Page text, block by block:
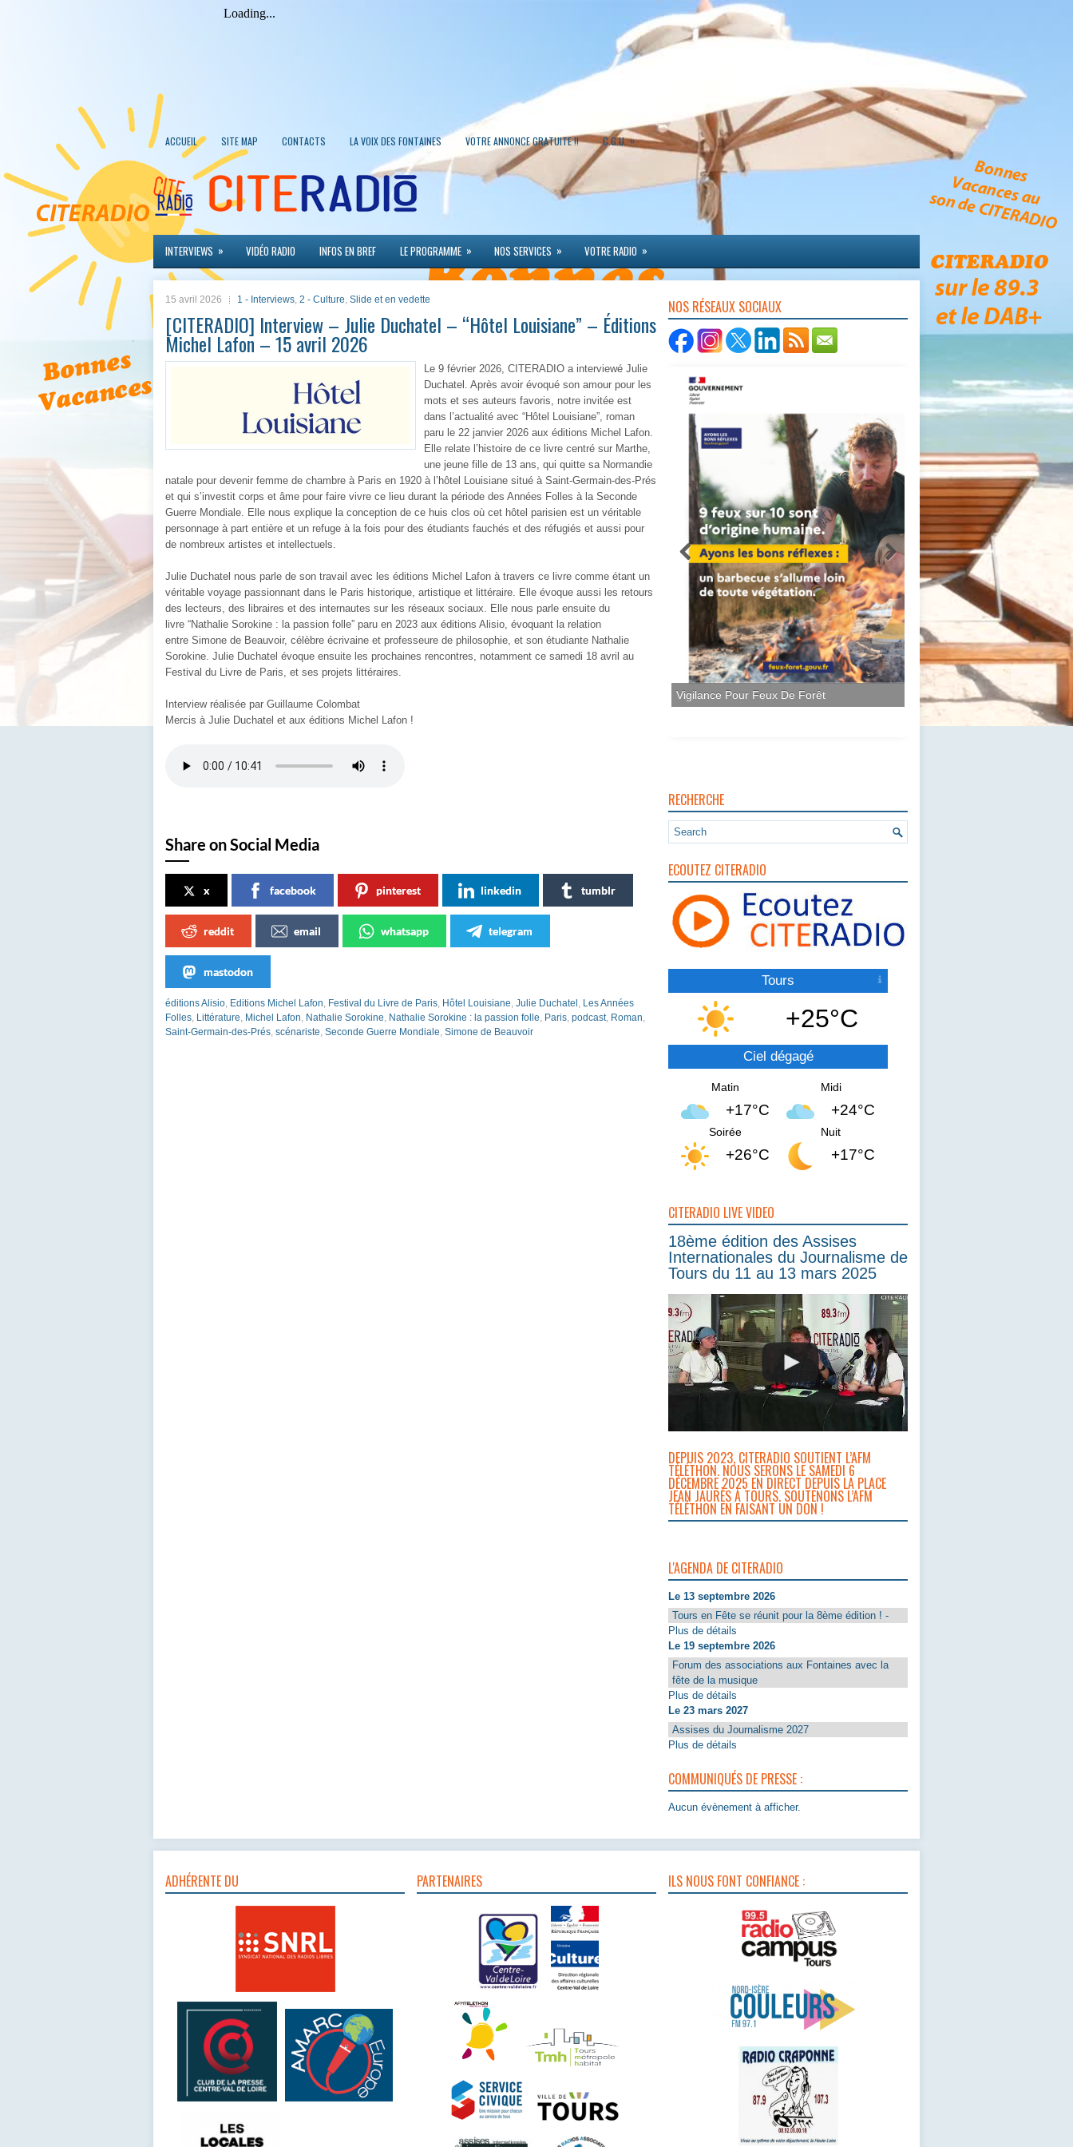
ACCUEIL SITE MAP CONTACTS LA VOIX DES FONTAINES VOTRE ANNONCE GRATUITE !! C.G.U. »
INTERVIEWS » VIDÉO RADIO INFOS EN BREF LE PROGRAMME » NOS SERVICES » VOTRE RADIO »
15 avril 2026 1 - Interviews, 2 - Culture, Slide et en vedette
[CITERADIO] Interview – Julie Duchatel – “Hôtel Louisiane” – Éditions
Michel Lafon – 15 avril 2026
Le 9 février 2026, CITERADIO a interviewé Julie
Duchatel. Après avoir évoqué son amour pour les
mots et ses auteurs favoris, notre invitée est
dans l’actualité avec “Hôtel Louisiane”, roman
paru le 22 janvier 2026 aux éditions Michel Lafon.
Elle relate l’histoire de ce livre centré sur Marthe,
une jeune fille de 13 ans, qui quitte sa Normandie
natale pour devenir femme de chambre à Paris en 1920 à l’hôtel Louisiane situé à Saint-Germain-des-Prés
et qui s’investit corps et âme pour faire vivre ce lieu durant la période des Années Folles à la Seconde
Guerre Mondiale. Elle nous explique la conception de ce huis clos où cet hôtel parisien est un véritable
personnage à part entière et un refuge à la fois pour des étudiants fauchés et des réfugiés et aussi pour
de nombreux artistes et intellectuels.
Julie Duchatel nous parle de son travail avec les éditions Michel Lafon à travers ce livre comme étant un
véritable voyage passionnant dans le Paris historique, artistique et littéraire. Elle évoque aussi les retours
des lecteurs, des libraires et des internautes sur les réseaux sociaux. Elle nous parle ensuite du
livre “Nathalie Sorokine : la passion folle” paru en 2023 aux éditions Alisio, évoquant la relation
entre Simone de Beauvoir, célèbre écrivaine et professeure de philosophie, et son étudiante Nathalie
Sorokine. Julie Duchatel évoque ensuite les prochaines rencontres, notamment ce samedi 18 avril au
Festival du Livre de Paris, et ses projets littéraires.
Interview réalisée par Guillaume Colombat
Mercis à Julie Duchatel et aux éditions Michel Lafon !
Share on Social Media
x facebook pinterest linkedin tumblr
reddit email whatsapp telegram
mastodon
éditions Alisio, Editions Michel Lafon, Festival du Livre de Paris, Hôtel Louisiane, Julie Duchatel , Les Années
Folles, Littérature, Michel Lafon, Nathalie Sorokine, Nathalie Sorokine : la passion folle, Paris, podcast, Roman,
Saint-Germain-des-Prés, scénariste, Seconde Guerre Mondiale, Simone de Beauvoir
NOS RÉSEAUX SOCIAUX
RECHERCHE
ECOUTEZ CITERADIO
Tours
+25°C
Ciel dégagé
Matin
+17°C
Midi
+24°C
Soirée
+26°C
Nuit
+17°C
CITERADIO LIVE VIDEO
18ème édition des Assises
Internationales du Journalisme de
Tours du 11 au 13 mars 2025
DEPUIS 2023, CITERADIO SOUTIENT L’AFM
TÉLÉTHON. NOUS SERONS LE SAMEDI 6
DÉCEMBRE 2025 EN DIRECT DEPUIS LA PLACE
JEAN JAURÈS À TOURS. SOUTENONS L’AFM
TÉLÉTHON EN FAISANT UN DON !
L'AGENDA DE CITERADIO
Le 13 septembre 2026
Tours en Fête se réunit pour la 8ème édition ! -
Plus de détails
Le 19 septembre 2026
Forum des associations aux Fontaines avec la
fête de la musique
Plus de détails
Le 23 mars 2027
Assises du Journalisme 2027
Plus de détails
COMMUNIQUÉS DE PRESSE :
Aucun évènement à afficher.
ADHÉRENTE DU PARTENAIRES ILS NOUS FONT CONFIANCE :